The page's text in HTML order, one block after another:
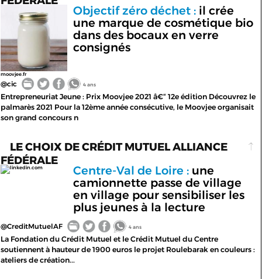
moovjee.fr
Objectif zéro déchet :il crée
une marque de cosmétique bio
dans des bocaux en verre
consignés
@cic 4 ans
Entrepreneuriat Jeune : Prix Moovjee 2021 â€“ 12e édition Découvrez le
palmarès 2021 Pour la 12ème année consécutive, le Moovjee organisait
son grand concours n
LE CHOIX DE CRÉDIT MUTUEL ALLIANCE
FÉDÉRALE
linkedin.com Centre-Val de Loire :une
camionnette passe de village
en village pour sensibiliser les
plus jeunes à la lecture
@CreditMutuelAF 4 ans
La Fondation du Crédit Mutuel et le Crédit Mutuel du Centre
soutiennent à hauteur de 1900 euros le projet Roulebarak en couleurs :
ateliers de création...